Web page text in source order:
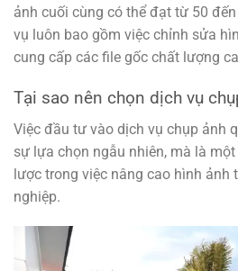
ảnh cuối cùng có thể đạt từ 50
vụ luôn bao gồm việc chỉnh sửa
cung cấp các file gốc chất lượng
Tại sao nên chọn dịch vụ
Việc đầu tư vào dịch vụ chụp ảnh
sự lựa chọn ngẫu nhiên, mà là
lược trong việc nâng cao hình ảnh
nghiệp.